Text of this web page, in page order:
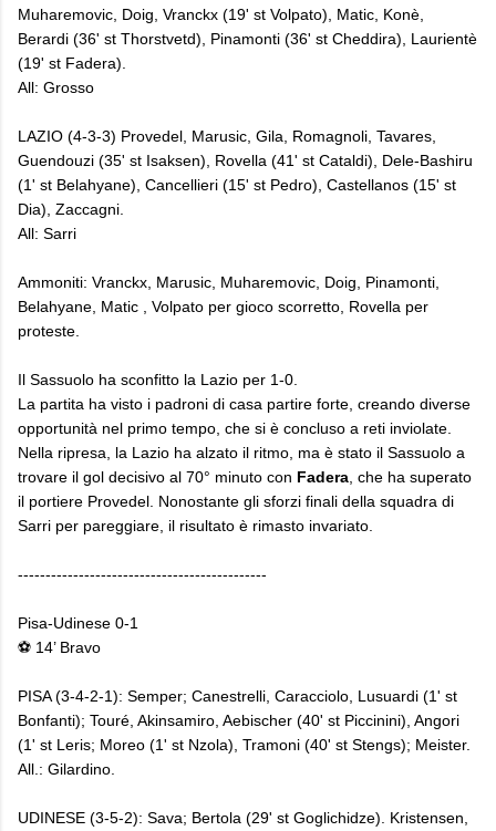
Muharemovic, Doig, Vranckx (19' st Volpato), Matic, Konè,
Berardi (36' st Thorstvetd), Pinamonti (36' st Cheddira), Laurientè
(19' st Fadera).
All: Grosso
LAZIO (4-3-3) Provedel, Marusic, Gila, Romagnoli, Tavares,
Guendouzi (35' st Isaksen), Rovella (41' st Cataldi), Dele-Bashiru
(1' st Belahyane), Cancellieri (15' st Pedro), Castellanos (15' st
Dia), Zaccagni.
All: Sarri
Ammoniti: Vranckx, Marusic, Muharemovic, Doig, Pinamonti,
Belahyane, Matic , Volpato per gioco scorretto, Rovella per
proteste.
​Il Sassuolo ha sconfitto la Lazio per 1-0.
La partita ha visto i padroni di casa partire forte, creando diverse
opportunità nel primo tempo, che si è concluso a reti inviolate.
Nella ripresa, la Lazio ha alzato il ritmo, ma è stato il Sassuolo a
trovare il gol decisivo al 70° minuto con Fadera , che ha superato
il portiere Provedel. Nonostante gli sforzi finali della squadra di
Sarri per pareggiare, il risultato è rimasto invariato.
---------------------------------------------
Pisa-Udinese 0-1
⚽ 14’ Bravo
PISA (3-4-2-1): Semper; Canestrelli, Caracciolo, Lusuardi (1' st
Bonfanti); Touré, Akinsamiro, Aebischer (40' st Piccinini), Angori
(1' st Leris; Moreo (1' st Nzola), Tramoni (40' st Stengs); Meister.
All.: Gilardino.
UDINESE (3-5-2): Sava; Bertola (29' st Goglichidze). Kristensen,